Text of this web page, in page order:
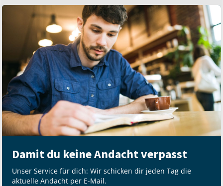
Damit du keine Andacht verpasst
Unser Service für dich: Wir schicken dir jeden Tag die
aktuelle Andacht per E-Mail.